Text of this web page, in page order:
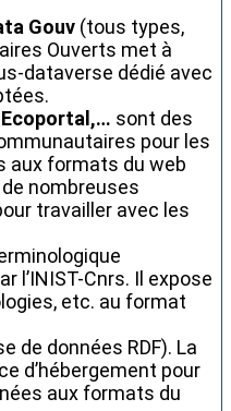
Gouv (tous types,
Ouverts met à
dataverse dédié avec
sont des
pour les
aux formats du web
nombreuses
travailler avec les
l’INIST-Cnrs. Il expose
etc. au format
de données RDF). La
d’hébergement pour
aux formats du